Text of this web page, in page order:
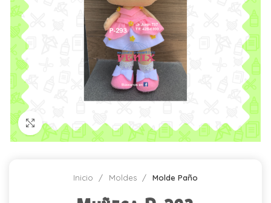
Click para agrandar
Inicio Moldes Molde Paño